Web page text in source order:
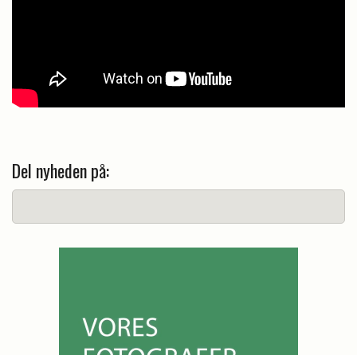
Del nyheden på: